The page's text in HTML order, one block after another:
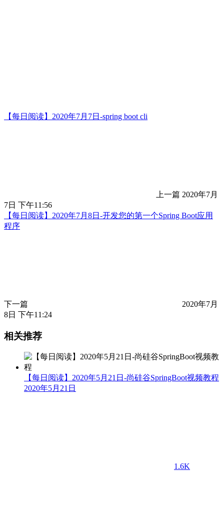
【每日阅读】2020年7月7日-spring boot cli
上一篇 2020年7月
7日 下午11:56
【每日阅读】2020年7月8日-开发您的第一个Spring Boot应用
程序
下一篇
2020年7月
8日 下午11:24
相关推荐
【每日阅读】2020年5月21日-尚硅谷SpringBoot视频教程
2020年5月21日
1.6K